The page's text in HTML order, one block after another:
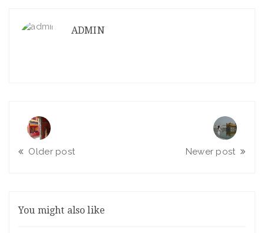
ADMIN
Older post Newer post
You might also like